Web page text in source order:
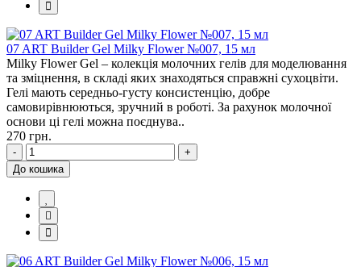
07 ART Builder Gel Milky Flower №007, 15 мл
Milky Flower Gel – колекція молочних гелів для моделювання
та зміцнення, в складі яких знаходяться справжні сухоцвіти.
Гелі мають середньо-густу консистенцію, добре
самовирівнюються, зручний в роботі. За рахунок молочної
основи ці гелі можна поєднува..
270 грн.
-
+
До кошика